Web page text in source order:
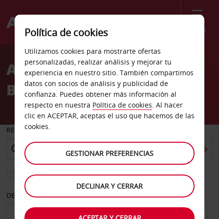
Menú
Welcome
AvisAlquiler de coches
Balatonboglar ciudad
RECOGER EN
Elegir otra oficina de devolución
DESDE HASTA
Política de cookies
Utilizamos cookies para mostrarte ofertas
personalizadas, realizar análisis y mejorar tu
experiencia en nuestro sitio. También compartimos
datos con socios de análisis y publicidad de
confianza. Puedes obtener más información al
respecto en nuestra Política de cookies. Al hacer
clic en ACEPTAR, aceptas el uso que hacemos de las
cookies.
GESTIONAR PREFERENCIAS
DECLINAR Y CERRAR